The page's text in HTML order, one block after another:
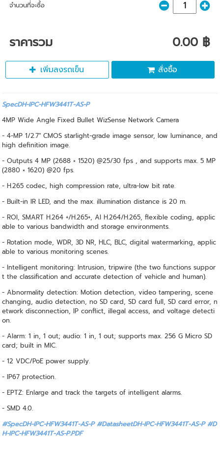
จำนวนที่จะซื้อ
ราคารวม 0.00 ฿
เพิ่มลงรถเข็น สั่งซื้อ
SpecDH-IPC-HFW3441T-AS-P
4MP Wide Angle Fixed Bullet WizSense Network Camera
- 4-MP 1/2.7" CMOS starlight-grade image sensor, low luminance, and
high definition image.
- Outputs 4 MP (2688 × 1520) @25/30 fps , and supports max. 5 MP
(2880 × 1620) @20 fps.
- H.265 codec, high compression rate, ultra-low bit rate.
- Built-in IR LED, and the max. illumination distance is 20 m.
- ROI, SMART H.264 +/H.265+, AI H.264/H.265, flexible coding, applic
able to various bandwidth and storage environments.
- Rotation mode, WDR, 3D NR, HLC, BLC, digital watermarking, applic
able to various monitoring scenes.
- Intelligent monitoring: Intrusion, tripwire (the two functions suppor
t the classification and accurate detection of vehicle and human).
- Abnormality detection: Motion detection, video tampering, scene
changing, audio detection, no SD card, SD card full, SD card error, n
etwork disconnection, IP conflict, illegal access, and voltage detecti
on.
- Alarm: 1 in, 1 out; audio: 1 in, 1 out; supports max. 256 G Micro SD
card; built in MIC.
- 12 VDC/PoE power supply.
- IP67 protection.
- EPTZ: Enlarge and track the targets of intelligent alarms.
- SMD 4.0.
#SpecDH-IPC-HFW3441T-AS-P #DatasheetDH-IPC-HFW3441T-AS-P #D
H-IPC-HFW3441T-AS-P.PDF